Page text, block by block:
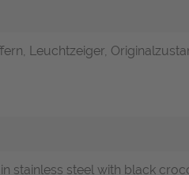
Leuchtzeiger,
stainless steel with black